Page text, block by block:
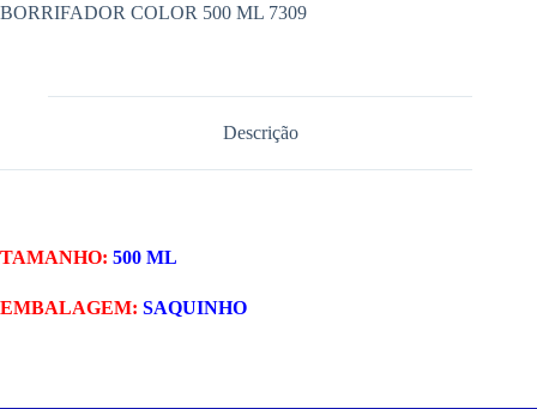
BORRIFADOR COLOR 500 ML 7309
Descrição
TAMANHO: 500 ML
EMBALAGEM: SAQUINHO